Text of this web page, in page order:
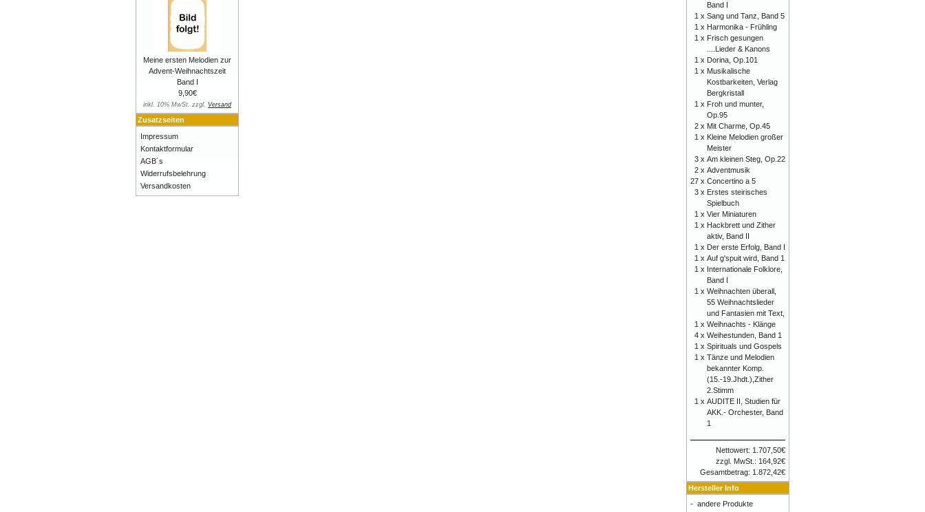
Meine ersten Melodien zur
Advent-Weihnachtszeit
Band I
9,90€
inkl. 10% MwSt. zzgl. Versand
Zusatzseiten
Impressum
Kontaktformular
AGB´s
Widerrufsbelehrung
Versandkosten
Band I
1 x Sang und Tanz, Band 5
1 x Harmonika - Frühling
1 x Frisch gesungen
....Lieder & Kanons
1 x Dorina, Op.101
1 x Musikalische
Kostbarkeiten, Verlag
Bergkristall
1 x Froh und munter,
Op.95
2 x Mit Charme, Op.45
1 x Kleine Melodien großer
Meister
3 x Am kleinen Steg, Op.22
2 x Adventmusik
27 x Concertino a 5
3 x Erstes steirisches
Spielbuch
1 x Vier Miniaturen
1 x Hackbrett und Zither
aktiv, Band II
1 x Der erste Erfolg, Band I
1 x Auf g'spuit wird, Band 1
1 x Internationale Folklore,
Band I
1 x Weihnachten überall,
55 Weihnachtslieder
und Fantasien mit Text,
1 x Weihnachts - Klänge
4 x Weihestunden, Band 1
1 x Spirituals und Gospels
1 x Tänze und Melodien
bekannter Komp.
(15.-19.Jhdt.),Zither
2.Stimm
1 x AUDITE II, Studien für
AKK.- Orchester, Band
1
Nettowert: 1.707,50€
zzgl. MwSt.: 164,92€
Gesamtbetrag: 1.872,42€
Hersteller Info
- andere Produkte